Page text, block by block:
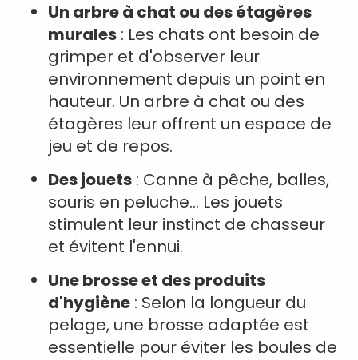
Un arbre à chat ou des étagères
murales : Les chats ont besoin de
grimper et d'observer leur
environnement depuis un point en
hauteur. Un arbre à chat ou des
étagères leur offrent un espace de
jeu et de repos.
Des jouets : Canne à pêche, balles,
souris en peluche… Les jouets
stimulent leur instinct de chasseur
et évitent l'ennui.
Une brosse et des produits
d'hygiène : Selon la longueur du
pelage, une brosse adaptée est
essentielle pour éviter les boules de